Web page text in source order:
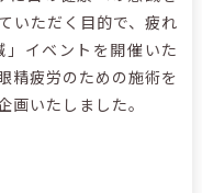
いただく目的で、疲れ
イベントを開催いた
精疲労のための施術を
いたしました。